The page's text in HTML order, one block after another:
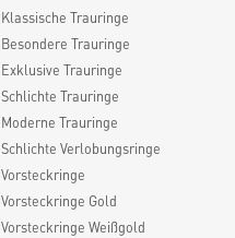
Klassische Trauringe
Besondere Trauringe
Exklusive Trauringe
Schlichte Trauringe
Moderne Trauringe
Schlichte Verlobungsringe
Vorsteckringe
Vorsteckringe Gold
Vorsteckringe Weißgold